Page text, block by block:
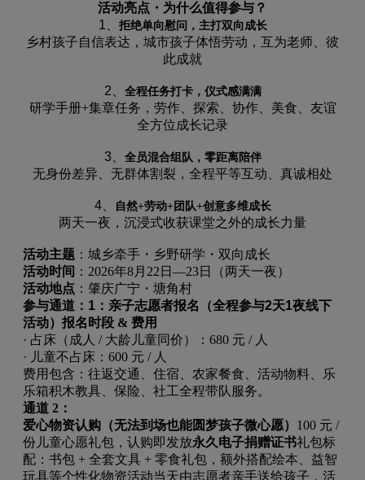
活动亮点・为什么值得参与？
1、 拒绝单向慰问，主打双向成长
乡村孩子自信表达，城市孩子体悟劳动，互为老师、彼
此成就
2、 全程任务打卡，仪式感满满
研学手册+集章任务，劳作、探索、协作、美食、友谊
全方位成长记录
3、 全员混合组队，零距离陪伴
无身份差异、无群体割裂，全程平等互动、真诚相处
4、 自然+劳动+团队+创意多维成长
两天一夜，沉浸式收获课堂之外的成长力量
活动主题 ：城乡牵手・乡野研学・双向成长
活动时间 ： 2026年8月22日—23日（两天一夜）
活动地点 ：肇庆广宁・塘角村
参与通道： 1：亲子志愿者报名（全程参与2天1夜线下
活动） 报名时段 & 费用
· 占床（成人 / 大龄儿童同价）：680 元 / 人
· 儿童不占床： 600 元 / 人
费用包含：往返交通、住宿、农家餐食、活动物料、乐
乐箱积木教具、保险、社工全程带队服务。
通道 2：
爱心物资认购（无法到场也能圆梦孩子微心愿） 100 元 /
份儿童心愿礼包，认购即发放永久电子捐赠证书礼包标
配：书包 + 全套文具 + 零食礼包，额外搭配绘本、益智
玩具等个性化物资活动当天由志愿者亲手送给孩子，活